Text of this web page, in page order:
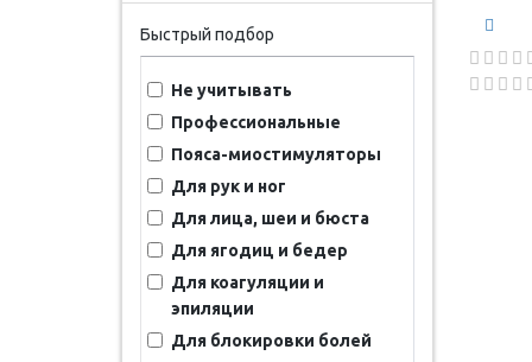
Быстрый подбор
Не учитывать
Профессиональные
Пояса-миостимуляторы
Для рук и ног
Для лица, шеи и бюста
Для ягодиц и бедер
Для коагуляции и
эпиляции
Для блокировки болей